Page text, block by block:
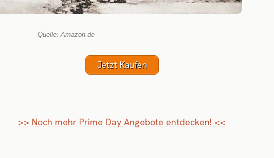
Quelle: Amazon.de
Jetzt Kaufen
>> Noch mehr Prime Day Angebote entdecken! <<